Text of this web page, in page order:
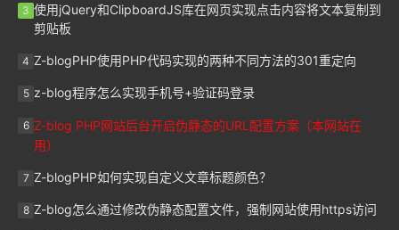
3 使用jQuery和ClipboardJS库在网页实现点击内容将文本复制到
剪贴板
4 Z-blogPHP使用PHP代码实现的两种不同方法的301重定向
5 z-blog程序怎么实现手机号+验证码登录
6 Z-blog PHP网站后台开启伪静态的URL配置方案（本网站在
用）
7 Z-blogPHP如何实现自定义文章标题颜色？
8 Z-blog怎么通过修改伪静态配置文件，强制网站使用https访问